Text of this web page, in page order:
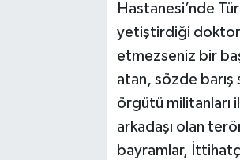
Hastanesi’nde
yetiştirdiği
etmezseniz bir
atan, sözde
örgütü militanları
arkadaşı olan
bayramlar,